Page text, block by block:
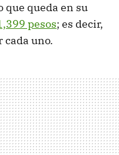
que queda en su
pesos; es decir,
cada uno.